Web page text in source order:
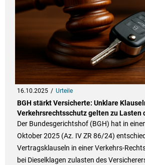
16.10.2025 Urteile
BGH stärkt Versicherte: Unklare
Verkehrsrechtsschutz gelten zu Lasten
Der Bundesgerichtshof (BGH) hat in
Oktober 2025 (Az. IV ZR 86/24)
Vertragsklauseln in einer Verkehrs-
bei Dieselklagen zulasten des